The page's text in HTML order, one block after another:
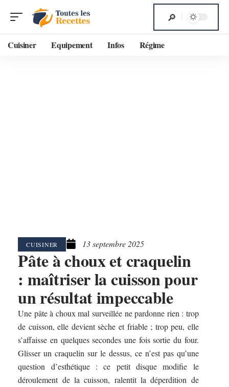
Cuisiner Equipement Infos Régime
CUISINER 13 septembre 2025
Pâte à choux et craquelin
: maîtriser la cuisson pour
un résultat impeccable
Une pâte à choux mal surveillée ne pardonne rien : trop
de cuisson, elle devient sèche et friable ; trop peu, elle
s’affaisse en quelques secondes une fois sortie du four.
Glisser un craquelin sur le dessus, ce n’est pas qu’une
question d’esthétique : ce petit disque modifie le
déroulement de la cuisson, ralentit la déperdition de